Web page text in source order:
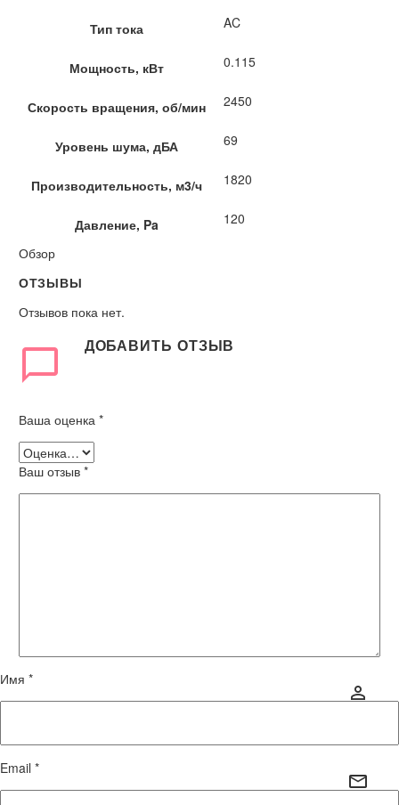
Тип тока AC
Мощность, кВт 0.115
Скорость вращения, об/мин 2450
Уровень шума, дБА 69
Производительность, м3/ч 1820
Давление, Pa
120
Обзор
ОТЗЫВЫ
Отзывов пока нет.
ДОБАВИТЬ ОТЗЫВ
Ваша оценка *
Ваш отзыв *
Имя *
Email *